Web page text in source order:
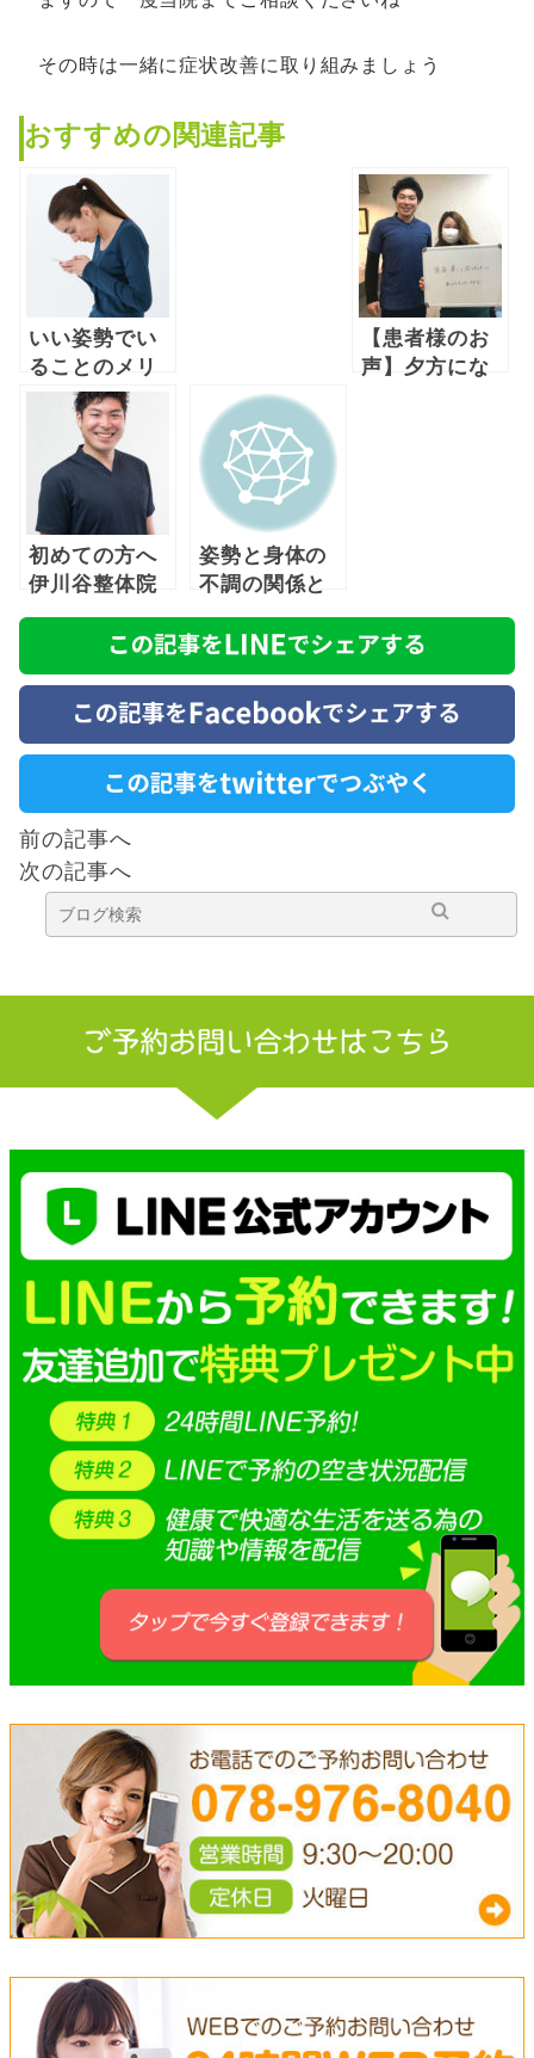
その時は一緒に症状改善に取り組みましょう
おすすめの関連記事
いい姿勢でい
ることのメリ
ットとは
【患者様のお
声】夕方にな
初めての方へ
伊川谷整体院
を「３分」で
ご紹介します
姿勢と身体の
不調の関係と
は？
前の記事へ
次の記事へ